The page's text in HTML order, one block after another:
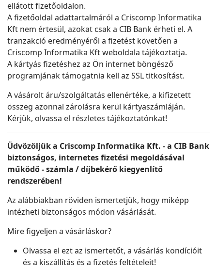
ellátott fizetőoldalon.
A fizetőoldal adattartalmáról a Criscomp Informatika
Kft nem értesül, azokat csak a CIB Bank érheti el. A
tranzakció eredményéről a fizetést követően a
Criscomp Informatika Kft weboldala tájékoztatja.
A kártyás fizetéshez az Ön internet böngésző
programjának támogatnia kell az SSL titkosítást.
A vásárolt áru/szolgáltatás ellenértéke, a kifizetett
összeg azonnal zárolásra kerül kártyaszámláján.
Kérjük, olvassa el részletes tájékoztatónkat!
Üdvözöljük a Criscomp Informatika Kft. - a CIB Bank
biztonságos, internetes fizetési megoldásával
működő - számla / díjbekérő kiegyenlítő
rendszerében!
Az alábbiakban röviden ismertetjük, hogy miképp
intézheti biztonságos módon vásárlását.
Mire figyeljen a vásárláskor?
Olvassa el ezt az ismertetőt, a vásárlás kondícióit
és a kiszállítás és a fizetés feltételeit!